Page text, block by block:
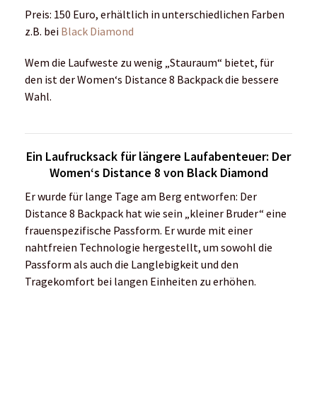
Preis: 150 Euro, erhältlich in unterschiedlichen Farben
z.B. bei Black Diamond
Wem die Laufweste zu wenig „Stauraum“ bietet, für
den ist der Women‘s Distance 8 Backpack die bessere
Wahl.
Ein Laufrucksack für längere Laufabenteuer: Der
Women‘s Distance 8 von Black Diamond
Er wurde für lange Tage am Berg entworfen: Der
Distance 8 Backpack hat wie sein „kleiner Bruder“ eine
frauenspezifische Passform. Er wurde mit einer
nahtfreien Technologie hergestellt, um sowohl die
Passform als auch die Langlebigkeit und den
Tragekomfort bei langen Einheiten zu erhöhen.